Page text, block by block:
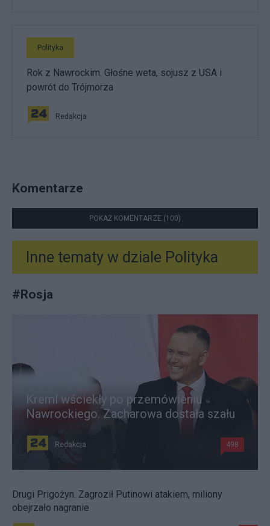
Polityka
Rok z Nawrockim. Głośne weta, sojusz z USA i
powrót do Trójmorza
Redakcja
Komentarze
POKAŻ KOMENTARZE (100)
Inne tematy w dziale Polityka
#Rosja
Kreml wściekły po przemówieniu
Nawrockiego. Zacharowa dostała szału
Redakcja 498
Drugi Prigożyn. Zagroził Putinowi atakiem, miliony
obejrzało nagranie